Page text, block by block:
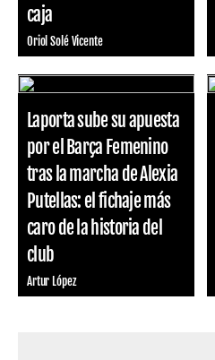
caja
Oriol Solé Vicente
Laporta sube su apuesta
por el Barça Femenino
tras la marcha de Alexia
Putellas: el fichaje más
caro de la historia del
club
Artur López